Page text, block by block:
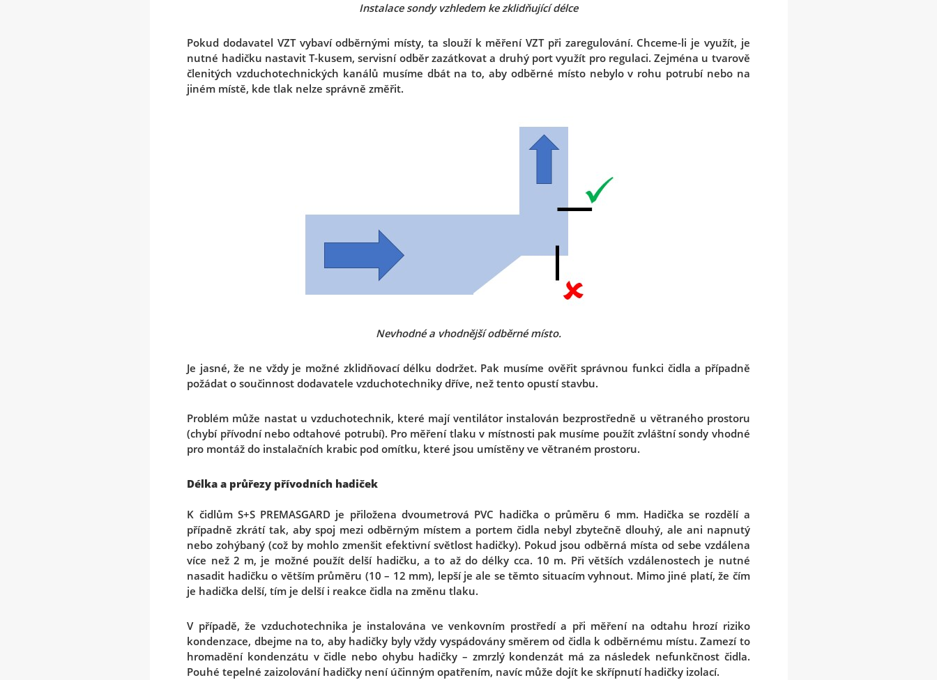
Instalace sondy vzhledem ke zklidňující délce
Pokud dodavatel VZT vybaví odběrnými místy, ta slouží k měření VZT při zaregulování. Chceme-li je využít, je
nutné hadičku nastavit T-kusem, servisní odběr zazátkovat a druhý port využít pro regulaci. Zejména u tvarově
členitých vzduchotechnických kanálů musíme dbát na to, aby odběrné místo nebylo v rohu potrubí nebo na
jiném místě, kde tlak nelze správně změřit.
Nevhodné a vhodnější odběrné místo.
Je jasné, že ne vždy je možné zklidňovací délku dodržet. Pak musíme ověřit správnou funkci čidla a případně
požádat o součinnost dodavatele vzduchotechniky dříve, než tento opustí stavbu.
Problém může nastat u vzduchotechnik, které mají ventilátor instalován bezprostředně u větraného prostoru
(chybí přívodní nebo odtahové potrubí). Pro měření tlaku v místnosti pak musíme použít zvláštní sondy vhodné
pro montáž do instalačních krabic pod omítku, které jsou umístěny ve větraném prostoru.
Délka a průřezy přívodních hadiček
K čidlům S+S PREMASGARD je přiložena dvoumetrová PVC hadička o průměru 6 mm. Hadička se rozdělí a
případně zkrátí tak, aby spoj mezi odběrným místem a portem čidla nebyl zbytečně dlouhý, ale ani napnutý
nebo zohýbaný (což by mohlo zmenšit efektivní světlost hadičky). Pokud jsou odběrná místa od sebe vzdálena
více než 2 m, je možné použít delší hadičku, a to až do délky cca. 10 m. Při větších vzdálenostech je nutné
nasadit hadičku o větším průměru (10 – 12 mm), lepší je ale se těmto situacím vyhnout. Mimo jiné platí, že čím
je hadička delší, tím je delší i reakce čidla na změnu tlaku.
V případě, že vzduchotechnika je instalována ve venkovním prostředí a při měření na odtahu hrozí riziko
kondenzace, dbejme na to, aby hadičky byly vždy vyspádovány směrem od čidla k odběrnému místu. Zamezí to
hromadění kondenzátu v čidle nebo ohybu hadičky – zmrzlý kondenzát má za následek nefunkčnost čidla.
Pouhé tepelné zaizolování hadičky není účinným opatřením, navíc může dojít ke skřípnutí hadičky izolací.